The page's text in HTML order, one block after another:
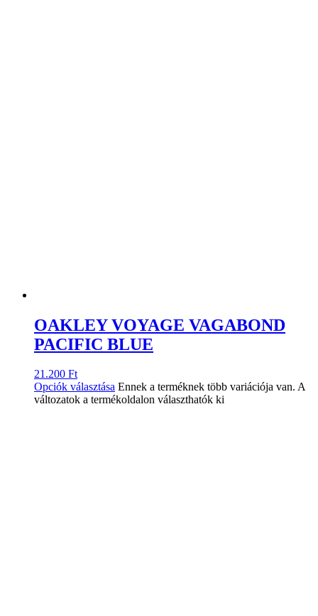
OAKLEY VOYAGE VAGABOND
PACIFIC BLUE
21.200 Ft
Opciók választása Ennek a terméknek több variációja van. A
változatok a termékoldalon választhatók ki